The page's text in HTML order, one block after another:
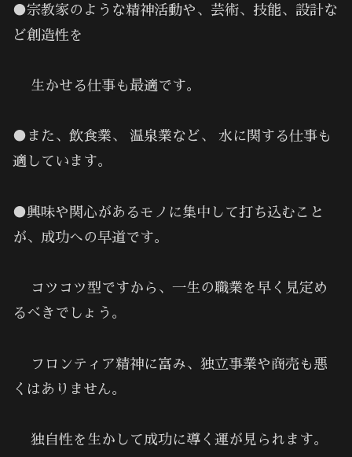
●宗教家のような精神活動や、芸術、技能、設計な
ど創造性を
生かせる仕事も最適です。
●また、飲食業、 温泉業など、 水に関する仕事も
適しています。
●興味や関心があるモノに集中して打ち込むこと
が、成功への早道です。
コツコツ型ですから、一生の職業を早く見定め
るべきでしょう。
フロンティア精神に富み、独立事業や商売も悪
くはありません。
独自性を生かして成功に導く運が見られます。